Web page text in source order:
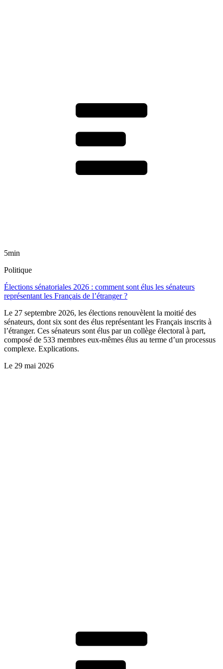
5min
Politique
Élections sénatoriales 2026 : comment sont élus les sénateurs
représentant les Français de l’étranger ?
Le 27 septembre 2026, les élections renouvèlent la moitié des
sénateurs, dont six sont des élus représentant les Français inscrits à
l’étranger. Ces sénateurs sont élus par un collège électoral à part,
composé de 533 membres eux-mêmes élus au terme d’un processus
complexe. Explications.
Le 29 mai 2026